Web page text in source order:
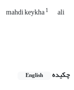
mahdi keykha1 ali
چکیده
English